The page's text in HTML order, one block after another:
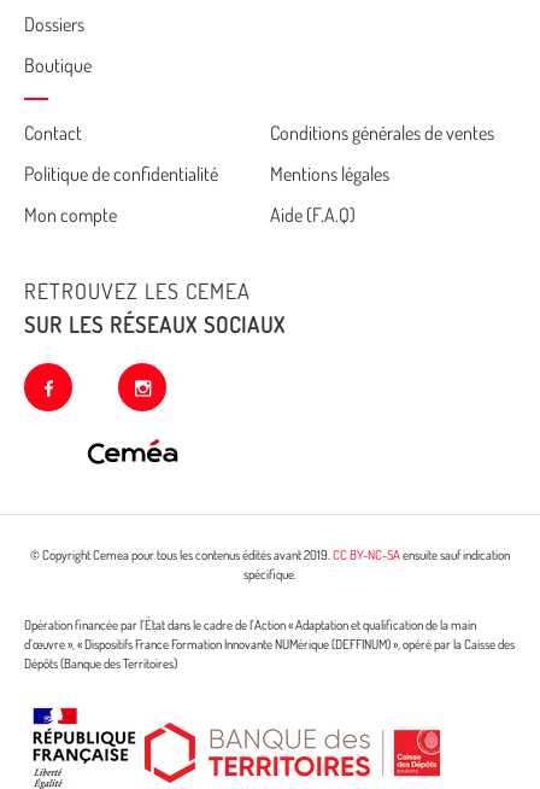
Dossiers
Boutique
Cemea
footer
Contact
Conditions générales de ventes
Politique de confidentialité
Mentions légales
Mon compte
Aide (F.A.Q)
RETROUVEZ LES CEMEA
SUR LES RÉSEAUX SOCIAUX
facebook instagram
© Copyright Cemea pour tous les contenus édités avant 2019.CC BY-NC-SAensuite sauf indication
spécifique.
Opération financée par l’État dans le cadre de l’Action « Adaptation et qualification de la main
d’œuvre », « Dispositifs France Formation Innovante NUMérique (DEFFINUM) », opéré par la Caisse des
Dépôts (Banque des Territoires)